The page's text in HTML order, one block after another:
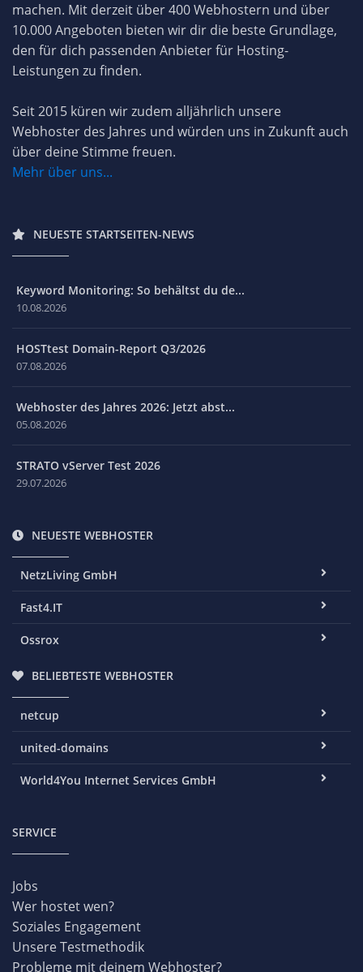
machen. Mit derzeit über 400 Webhostern und über
10.000 Angeboten bieten wir dir die beste Grundlage,
den für dich passenden Anbieter für Hosting-
Leistungen zu finden.
Seit 2015 küren wir zudem alljährlich unsere
Webhoster des Jahres und würden uns in Zukunft auch
über deine Stimme freuen.
Mehr über uns...
NEUESTE STARTSEITEN-NEWS
Keyword Monitoring: So behältst du de...
10.08.2026
HOSTtest Domain-Report Q3/2026
07.08.2026
Webhoster des Jahres 2026: Jetzt abst...
05.08.2026
STRATO vServer Test 2026
29.07.2026
NEUESTE WEBHOSTER
NetzLiving GmbH
Fast4.IT
Ossrox
BELIEBTESTE WEBHOSTER
netcup
united-domains
World4You Internet Services GmbH
SERVICE
Jobs
Wer hostet wen?
Soziales Engagement
Unsere Testmethodik
Probleme mit deinem Webhoster?